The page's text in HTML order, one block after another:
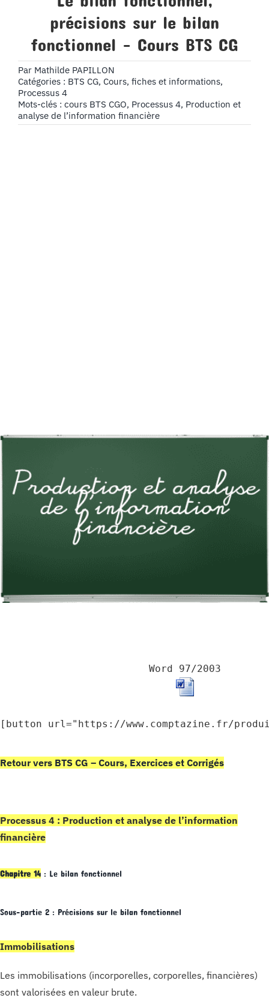
précisions sur le bilan
fonctionnel – Cours BTS CG
Par Mathilde PAPILLON
Catégories : BTS CG, Cours, fiches et informations,
Processus 4
Mots-clés : cours BTS CGO, Processus 4, Production et
analyse de l’information financière
Word 97/2003
[button url="https://www.comptazine.fr/
Retour vers BTS CG – Cours, Exercices et Corrigés
Processus 4 : Production et analyse de l’information
financière
Chapitre 14: Le bilan fonctionnel
Sous-partie 2 : Précisions sur le bilan fonctionnel
Immobilisations
Les immobilisations (incorporelles, corporelles, financières)
sont valorisées en valeur brute.